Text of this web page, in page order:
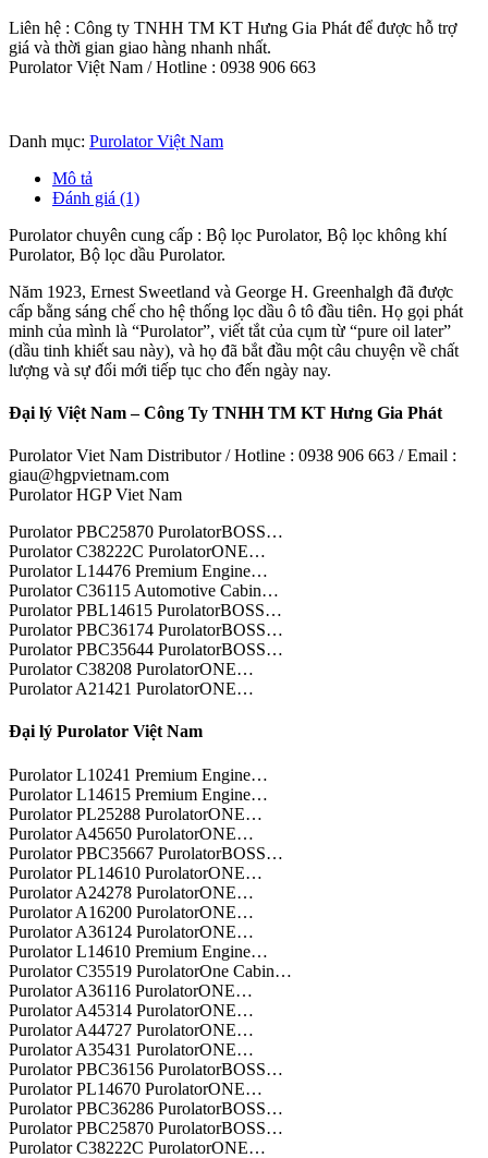
Liên hệ : Công ty TNHH TM KT Hưng Gia Phát để được hỗ trợ
giá và thời gian giao hàng nhanh nhất.
Purolator Việt Nam / Hotline : 0938 906 663
Danh mục: Purolator Việt Nam
Mô tả
Đánh giá (1)
Purolator chuyên cung cấp : Bộ lọc Purolator, Bộ lọc không khí
Purolator, Bộ lọc dầu Purolator.
Năm 1923, Ernest Sweetland và George H. Greenhalgh đã được
cấp bằng sáng chế cho hệ thống lọc dầu ô tô đầu tiên. Họ gọi phát
minh của mình là “Purolator”, viết tắt của cụm từ “pure oil later”
(dầu tinh khiết sau này), và họ đã bắt đầu một câu chuyện về chất
lượng và sự đổi mới tiếp tục cho đến ngày nay.
Đại lý Việt Nam – Công Ty TNHH TM KT Hưng Gia Phát
Purolator Viet Nam Distributor / Hotline : 0938 906 663 / Email :
giau@hgpvietnam.com
Purolator HGP Viet Nam
Purolator PBC25870 PurolatorBOSS…
Purolator C38222C PurolatorONE…
Purolator L14476 Premium Engine…
Purolator C36115 Automotive Cabin…
Purolator PBL14615 PurolatorBOSS…
Purolator PBC36174 PurolatorBOSS…
Purolator PBC35644 PurolatorBOSS…
Purolator C38208 PurolatorONE…
Purolator A21421 PurolatorONE…
Đại lý Purolator Việt Nam
Purolator L10241 Premium Engine…
Purolator L14615 Premium Engine…
Purolator PL25288 PurolatorONE…
Purolator A45650 PurolatorONE…
Purolator PBC35667 PurolatorBOSS…
Purolator PL14610 PurolatorONE…
Purolator A24278 PurolatorONE…
Purolator A16200 PurolatorONE…
Purolator A36124 PurolatorONE…
Purolator L14610 Premium Engine…
Purolator C35519 PurolatorOne Cabin…
Purolator A36116 PurolatorONE…
Purolator A45314 PurolatorONE…
Purolator A44727 PurolatorONE…
Purolator A35431 PurolatorONE…
Purolator PBC36156 PurolatorBOSS…
Purolator PL14670 PurolatorONE…
Purolator PBC36286 PurolatorBOSS…
Purolator PBC25870 PurolatorBOSS…
Purolator C38222C PurolatorONE…